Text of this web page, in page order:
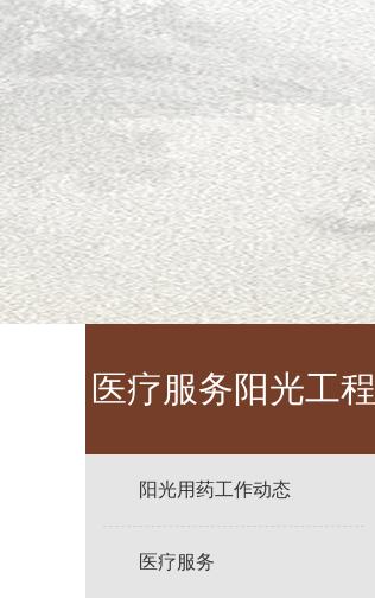
医疗服务阳光工程
阳光用药工作动态
医疗服务